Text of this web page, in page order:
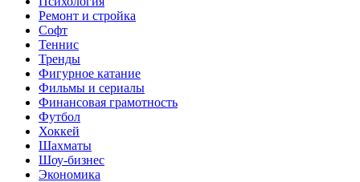
Ремонт и стройка
Софт
Теннис
Тренды
Фигурное катание
Фильмы и сериалы
Финансовая грамотность
Футбол
Хоккей
Шахматы
Шоу-бизнес
Экономика